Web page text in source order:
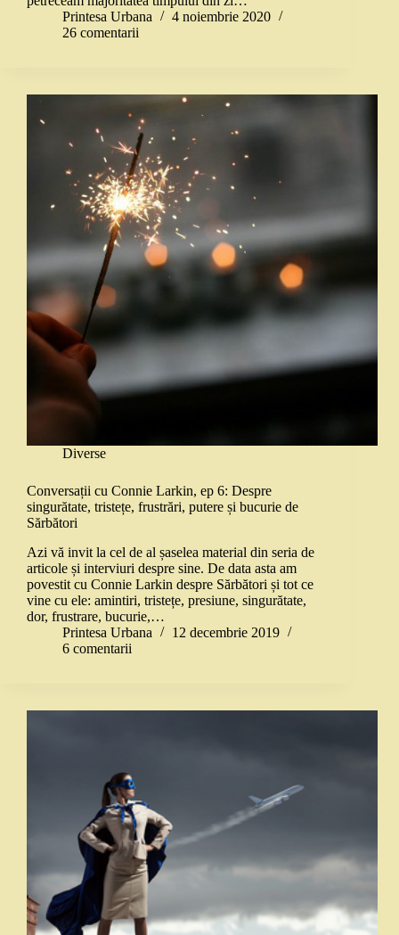
Printesa Urbana
4 noiembrie 2020
26 comentarii
Diverse
Conversații cu Connie Larkin, ep 6: Despre
singurătate, tristețe, frustrări, putere și bucurie de
Sărbători
Azi vă invit la cel de al șaselea material din seria de
articole și interviuri despre sine. De data asta am
povestit cu Connie Larkin despre Sărbători și tot ce
vine cu ele: amintiri, tristețe, presiune, singurătate,
dor, frustrare, bucurie,…
Printesa Urbana
12 decembrie 2019
6 comentarii